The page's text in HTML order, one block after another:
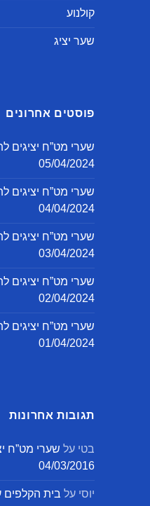
קולנוע
שער יציג
פוסטים אחרונים
שערי מט”ח יציגים
05/04/2024
שערי מט”ח יציגים
04/04/2024
שערי מט”ח יציגים
03/04/2024
שערי מט”ח יציגים
02/04/2024
שערי מט”ח יציגים
01/04/2024
תגובות אחרונות
בטי על שערי מט”ח
04/03/2016
יוסי על בית הקלפים